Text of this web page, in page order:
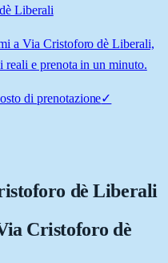
Liberali
a Via Cristoforo dè Liberali,
reali e prenota in un minuto.
di prenotazione✓
dè Liberali
Cristoforo dè